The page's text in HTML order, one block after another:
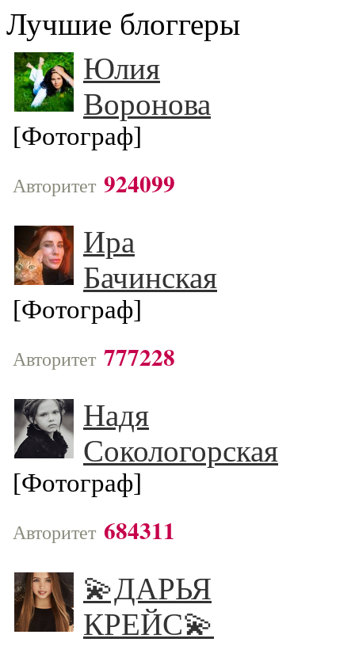
Лучшие блоггеры
Юлия
Воронова
[Фотограф]
Авторитет 924099
Ира
Бачинская
[Фотограф]
Авторитет 777228
Надя
Сокологорская
[Фотограф]
Авторитет 684311
💫ДАРЬЯ
КРЕЙС💫